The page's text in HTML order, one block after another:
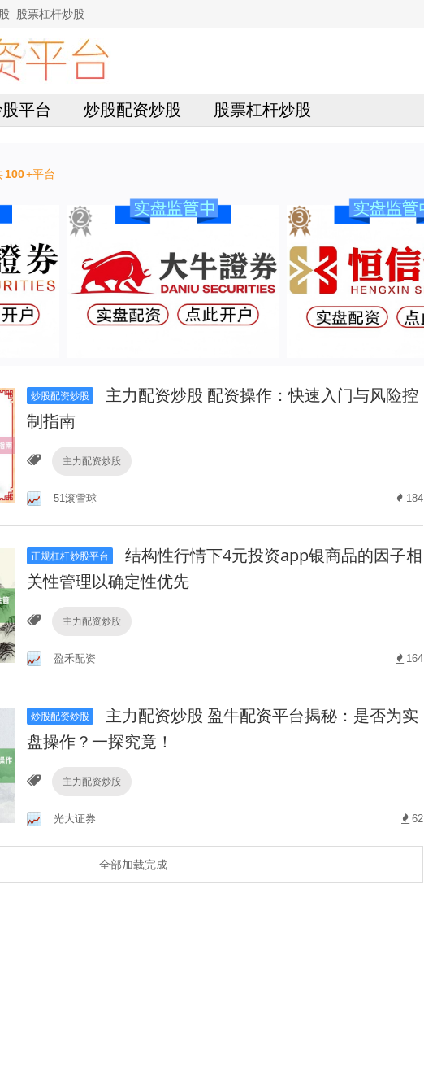
_股票杠杆炒股
平台 炒股配资炒股 股票杠杆炒股
100+平台
炒股配资炒股
主力配资炒股 配资操作：快速入门与风险控
制指南
主力配资炒股
51滚雪球 184
正规杠杆炒股平台
结构性行情下4元投资app银商品的因子相
关性管理以确定性优先
主力配资炒股
盈禾配资 164
炒股配资炒股
主力配资炒股 盈牛配资平台揭秘：是否为实
盘操作？一探究竟！
主力配资炒股
光大证券 62
全部加载完成